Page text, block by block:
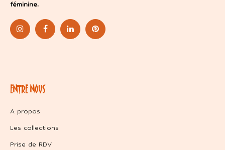
féminine.
ENTRE NOUS
A propos
Les collections
Prise de RDV